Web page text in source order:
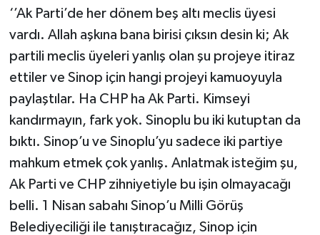
‘’Ak Parti’de her dönem beş altı meclis üyesi
vardı. Allah aşkına bana birisi çıksın desin ki; Ak
partili meclis üyeleri yanlış olan şu projeye itiraz
ettiler ve Sinop için hangi projeyi kamuoyuyla
paylaştılar. Ha CHP ha Ak Parti. Kimseyi
kandırmayın, fark yok. Sinoplu bu iki kutuptan da
bıktı. Sinop’u ve Sinoplu’yu sadece iki partiye
mahkum etmek çok yanlış. Anlatmak isteğim şu,
Ak Parti ve CHP zihniyetiyle bu işin olmayacağı
belli. 1 Nisan sabahı Sinop’u Milli Görüş
Belediyeciliği ile tanıştıracağız, Sinop için